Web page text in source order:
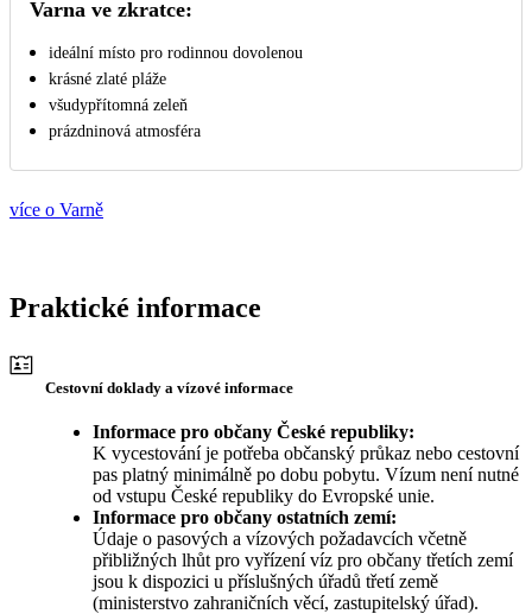
Varna ve zkratce:
ideální místo pro rodinnou dovolenou
krásné zlaté pláže
všudypřítomná zeleň
prázdninová atmosféra
více o Varně
Praktické informace
Cestovní doklady a vízové informace
Informace pro občany České republiky:
K vycestování je potřeba občanský průkaz nebo cestovní
pas platný minimálně po dobu pobytu. Vízum není nutné
od vstupu České republiky do Evropské unie.
Informace pro občany ostatních zemí:
Údaje o pasových a vízových požadavcích včetně
přibližných lhůt pro vyřízení víz pro občany třetích zemí
jsou k dispozici u příslušných úřadů třetí země
(ministerstvo zahraničních věcí, zastupitelský úřad).